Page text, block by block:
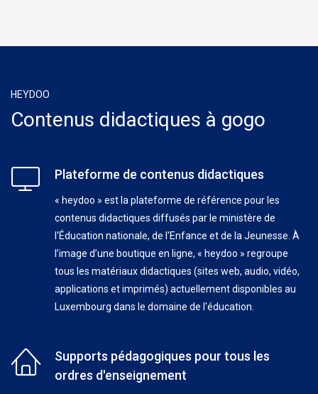
HEYDOO
Contenus didactiques à gogo
Plateforme de contenus didactiques
« heydoo » est la plateforme de référence pour les
contenus didactiques diffusés par le ministère de
l'Éducation nationale, de l'Enfance et de la Jeunesse. À
l’image d’une boutique en ligne, « heydoo » regroupe
tous les matériaux didactiques (sites web, audio, vidéo,
applications et imprimés) actuellement disponibles au
Luxembourg dans le domaine de l'éducation.
Supports pédagogiques pour tous les
ordres d'enseignement